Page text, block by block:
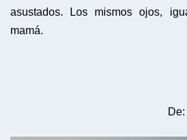
De: